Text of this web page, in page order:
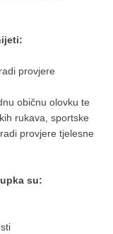
provjere
običnu olovku te
rukava, sportske
provjere tjelesne
su: